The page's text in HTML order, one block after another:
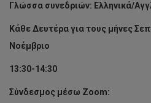
Γλώσσα συνεδριών: Ελληνικά/
Κάθε Δευτέρα για τους μήνες
Νοέμβριο
13:30-14:30
Σύνδεσμος μέσω Zoom: